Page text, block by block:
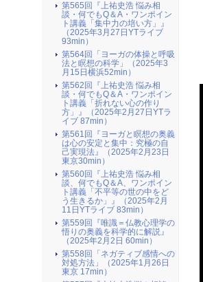
第565回『上祐史浩 悩み相
談・何でもQ＆A・ワンポイン
ト講義「集中力の培い方」』
（2025年3月27日YTライブ
93min）
第564回「ヨーガの体操と呼吸
法と瞑想の科学」（2025年3
月15日横浜52min）
第562回『上祐史浩 悩み相
談・何でもQ＆A・ワンポイン
ト講義「折れない心の作り
方」』（2025年2月27日YTラ
イブ 87min）
第561回『ヨーガと瞑想の奥義
は心の安定と集中：究極の自
己実現法』（2025年2月23日
東京30min）
第560回『上祐史浩 悩み相
談、何でもQ＆A、ワンポイン
ト講義「不平等の世の中をど
う生きるか」』（2025年2月
11日YTライブ 83min）
第559回『唯識＝仏教心理学の
悟りの奥義を科学的に解説』
（2025年2月2日 60min）
第558回「ネガティブ感情への
対処方法」（2025年1月26日
東京 17min）